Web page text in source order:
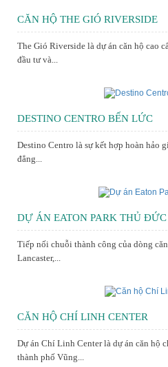
CĂN HỘ THE GIÓ RIVERSIDE
The Gió Riverside là dự án căn hộ cao
đầu tư và...
DESTINO CENTRO BẾN LỨC
Destino Centro là sự kết hợp hoàn hảo
đẳng...
DỰ ÁN EATON PARK THỦ ĐỨC
Tiếp nối chuỗi thành công của dòng
Lancaster,...
CĂN HỘ CHÍ LINH CENTER
Dự án Chí Linh Center là dự án căn hộ
thành phố Vũng...